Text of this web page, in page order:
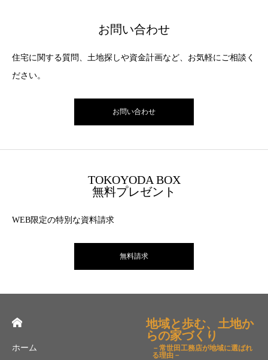
お問い合わせ
住宅に関する質問、土地探しや資金計画など、お気軽にご相談く
ださい。
お問い合わせ
TOKOYODA BOX
無料プレゼント
WEB限定の特別な資料請求
無料請求
ホーム
地域と歩む、土地か
らの家づくり
－常世田工務店が地域に選ばれ
る理由－